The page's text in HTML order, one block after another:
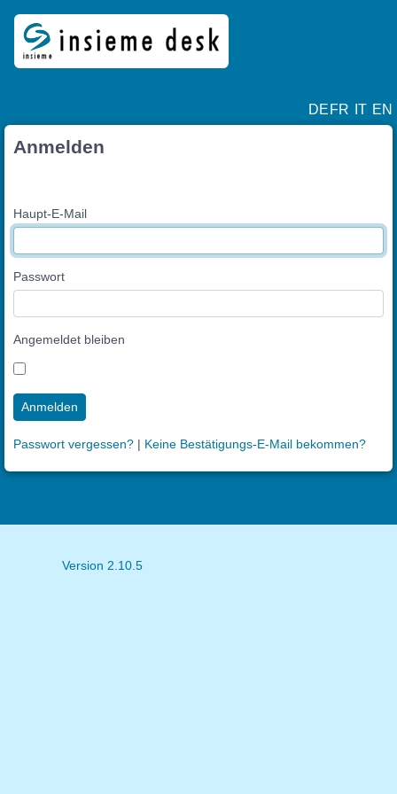
DE FR IT EN
Anmelden
Haupt-E-Mail
Passwort
Angemeldet bleiben
Anmelden
Passwort vergessen? | Keine Bestätigungs-E-Mail bekommen?
Version 2.10.5